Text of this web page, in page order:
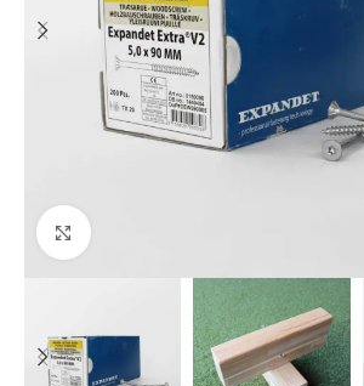
Click to enlarge